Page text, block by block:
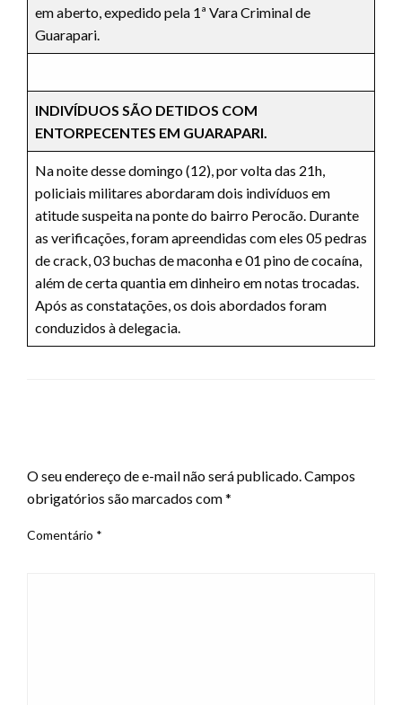
em aberto, expedido pela 1ª Vara Criminal de
Guarapari.
INDIVÍDUOS SÃO DETIDOS COM
ENTORPECENTES EM GUARAPARI.
Na noite desse domingo (12), por volta das 21h,
policiais militares abordaram dois indivíduos em
atitude suspeita na ponte do bairro Perocão. Durante
as verificações, foram apreendidas com eles 05 pedras
de crack, 03 buchas de maconha e 01 pino de cocaína,
além de certa quantia em dinheiro em notas trocadas.
Após as constatações, os dois abordados foram
conduzidos à delegacia.
O seu endereço de e-mail não será publicado.Campos
obrigatórios são marcados com*
Comentário *